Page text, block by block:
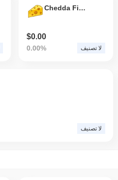
Chedda Finance
$0.00
0.00% لا تصنيف
لا تصنيف